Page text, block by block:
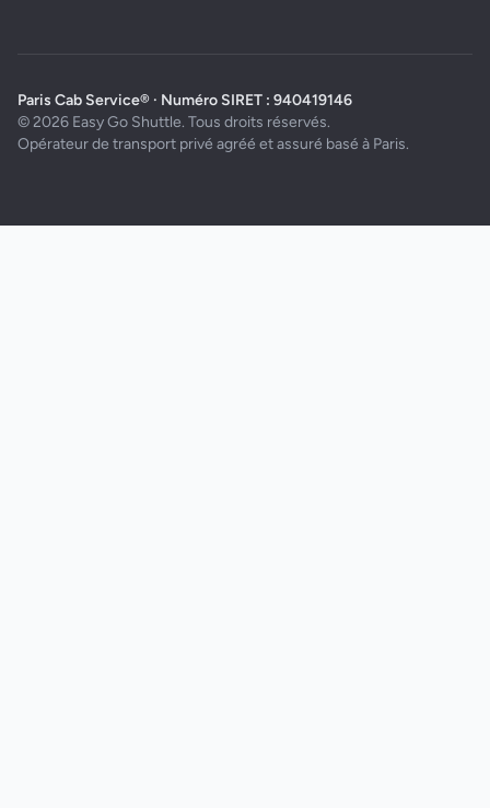
Paris Cab Service® · Numéro SIRET : 940419146
© 2026 Easy Go Shuttle. Tous droits réservés.
Opérateur de transport privé agréé et assuré basé à Paris.